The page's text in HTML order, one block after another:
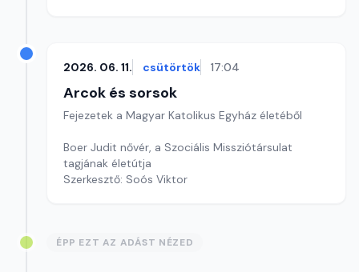
2026. 06. 11. csütörtök 17:04
Arcok és sorsok
Fejezetek a Magyar Katolikus Egyház életéből
Boer Judit nővér, a Szociális Missziótársulat
tagjának életútja
Szerkesztő: Soós Viktor
ÉPP EZT AZ ADÁST NÉZED